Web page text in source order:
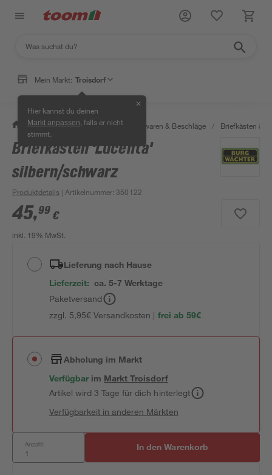
Mein Markt: Troisdorf
Hier kannst du deinen
Markt anpassen , falls er nicht
stimmt.
✕
/ Werkstatt & Maschinen / Eisenwaren & Beschläge / Briefkästen &
Briefkasten 'Lucenta'
silbern/schwarz
Produktdetails | Artikelnummer:350122
45,99 €
inkl. 19% MwSt.
Lieferung nach Hause
Lieferzeit: ca. 5-7 Werktage
Paketversand
zzgl. 5,95€ Versandkosten | frei ab 59€
Abholung im Markt
Verfügbar im MarktTroisdorf
Artikel wird 3 Tage für dich hinterlegt
Verfügbarkeit in anderen Märkten
Anzahl: In den Warenkorb